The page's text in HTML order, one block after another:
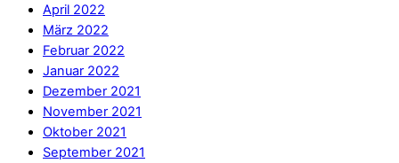
April 2022
März 2022
Februar 2022
Januar 2022
Dezember 2021
November 2021
Oktober 2021
September 2021